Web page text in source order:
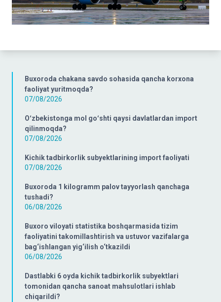
Buxoroda chakana savdo sohasida qancha korxona
faoliyat yuritmoqda?
07/08/2026
Oʻzbekistonga mol goʻshti qaysi davlatlardan import
qilinmoqda?
07/08/2026
Kichik tadbirkorlik subyektlarining import faoliyati
07/08/2026
Buxoroda 1 kilogramm palov tayyorlash qanchaga
tushadi?
06/08/2026
Buxoro viloyati statistika boshqarmasida tizim
faoliyatini takomillashtirish va ustuvor vazifalarga
bag‘ishlangan yig‘ilish o‘tkazildi
06/08/2026
Dastlabki 6 oyda kichik tadbirkorlik subyektlari
tomonidan qancha sanoat mahsulotlari ishlab
chiqarildi?